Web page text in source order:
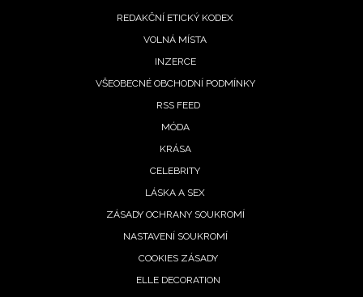
REDAKČNÍ ETICKÝ KODEX
VOLNÁ MÍSTA
INZERCE
VŠEOBECNÉ OBCHODNÍ PODMÍNKY
RSS FEED
MÓDA
KRÁSA
CELEBRITY
LÁSKA A SEX
ZÁSADY OCHRANY SOUKROMÍ
NASTAVENÍ SOUKROMÍ
COOKIES ZÁSADY
ELLE DECORATION